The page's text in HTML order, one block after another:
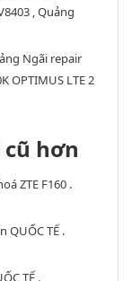
, Quảng
Ngãi repair
OPTIMUS LTE 2
hơn
ZTE F160 .
QUỐC TẾ .
TẾ .